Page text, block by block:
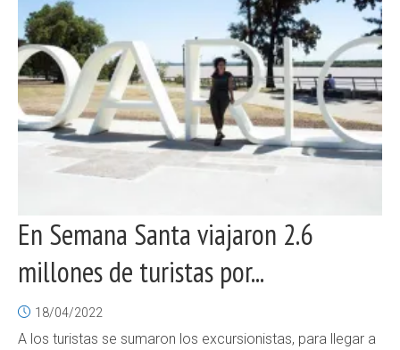
En Semana Santa viajaron 2.6
millones de turistas por...
18/04/2022
A los turistas se sumaron los excursionistas, para llegar a